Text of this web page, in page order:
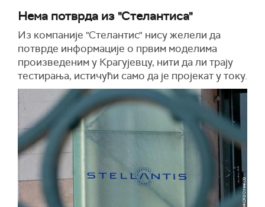
Нема потврда из "Стелантиса"
Из компаније "Стелантис" нису желели да
потврде информације о првим моделима
произведеним у Крагујевцу, нити да ли трају
тестирања, истичући само да је пројекат у току.